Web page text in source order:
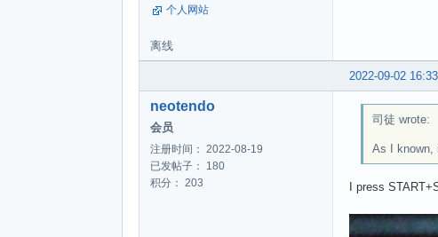
个人网站
离线
2022-09-02
neotendo
会员
注册时间： 2022-08-19
已发帖子： 180
积分： 203
司徒 wrote:
As I known,
I press